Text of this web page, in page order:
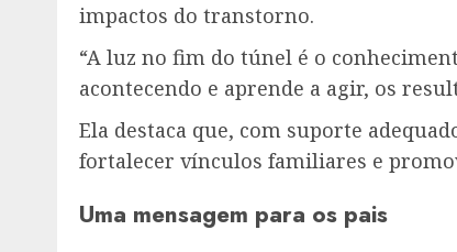
impactos do transtorno.
“A luz no fim do túnel é o
acontecendo e aprende a agir, os
Ela destaca que, com suporte
fortalecer vínculos familiares e
Uma mensagem para os pais